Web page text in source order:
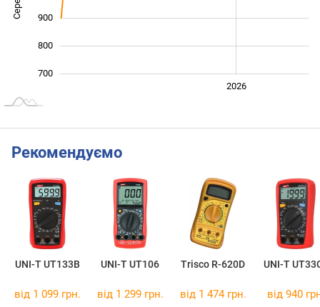
700
800
900
2026
Рекомендуємо
UNI-T UT133B UNI-T UT106 Trisco R-620D UNI-T
від 1 099 грн. від 1 299 грн. від 1 474 грн. від 940